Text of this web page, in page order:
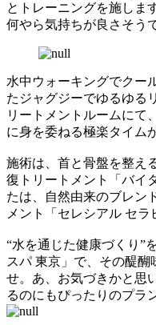
とトレーニングを施しま
何やら気持ちが良さそう
水中ウォーキングでクー
たジャグジーでゆるゆる
リートメントルームにて
に身を委ねる極楽タイム
施術は、首と骨盤を整え
復トリートメント「バイ
たは、自然由来のブレン
メント「セレシアル セラ
“水を通じた健康づくり”
スパ 東京」で、その醍醐
せ。あ、お気づきかと思
るのにもぴったりのプラ